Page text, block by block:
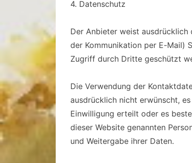
4. Datenschutz
Der Anbieter weist
der Kommunikation per E-Mail)
Zugriff durch Dritte geschützt
Die Verwendung der
ausdrücklich nicht erwünscht,
Einwilligung erteilt oder es
dieser Website genannten
und Weitergabe ihrer Daten.